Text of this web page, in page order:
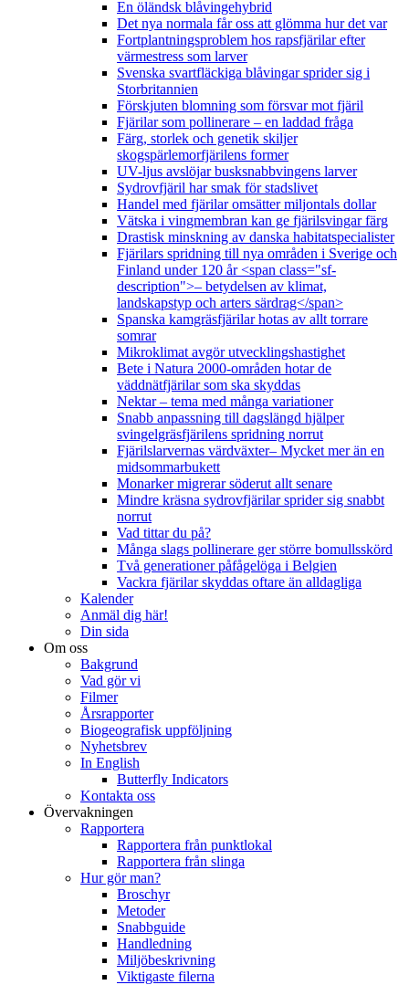
En öländsk blåvingehybrid
Det nya normala får oss att glömma hur det var
Fortplantningsproblem hos rapsfjärilar efter
värmestress som larver
Svenska svartfläckiga blåvingar sprider sig i
Storbritannien
Förskjuten blomning som försvar mot fjäril
Fjärilar som pollinerare – en laddad fråga
Färg, storlek och genetik skiljer
skogspärlemorfjärilens former
UV-ljus avslöjar busksnabbvingens larver
Sydrovfjäril har smak för stadslivet
Handel med fjärilar omsätter miljontals dollar
Vätska i vingmembran kan ge fjärilsvingar färg
Drastisk minskning av danska habitatspecialister
Fjärilars spridning till nya områden i Sverige och
Finland under 120 år <span class="sf-
description">– betydelsen av klimat,
landskapstyp och arters särdrag</span>
Spanska kamgräsfjärilar hotas av allt torrare
somrar
Mikroklimat avgör utvecklingshastighet
Bete i Natura 2000-områden hotar de
väddnätfjärilar som ska skyddas
Nektar – tema med många variationer
Snabb anpassning till dagslängd hjälper
svingelgräsfjärilens spridning norrut
Fjärilslarvernas värdväxter– Mycket mer än en
midsommarbukett
Monarker migrerar söderut allt senare
Mindre kräsna sydrovfjärilar sprider sig snabbt
norrut
Vad tittar du på?
Många slags pollinerare ger större bomullsskörd
Två generationer påfågelöga i Belgien
Vackra fjärilar skyddas oftare än alldagliga
Kalender
Anmäl dig här!
Din sida
Om oss
Bakgrund
Vad gör vi
Filmer
Årsrapporter
Biogeografisk uppföljning
Nyhetsbrev
In English
Butterfly Indicators
Kontakta oss
Övervakningen
Rapportera
Rapportera från punktlokal
Rapportera från slinga
Hur gör man?
Broschyr
Metoder
Snabbguide
Handledning
Miljöbeskrivning
Viktigaste filerna